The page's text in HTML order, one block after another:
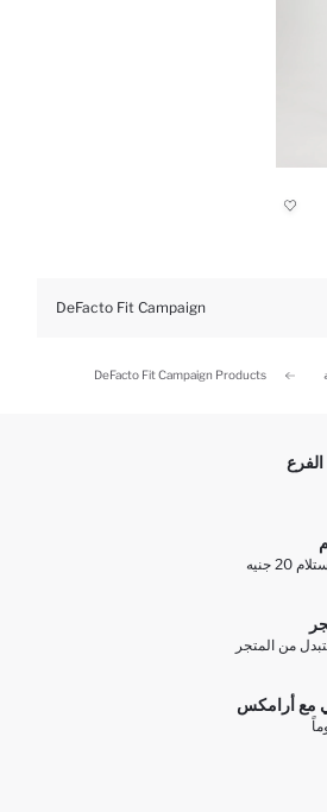
DeFacto Fit Campaign
DeFacto Fit Campaign Products
جنيه
من المتجر
مع أرامكس